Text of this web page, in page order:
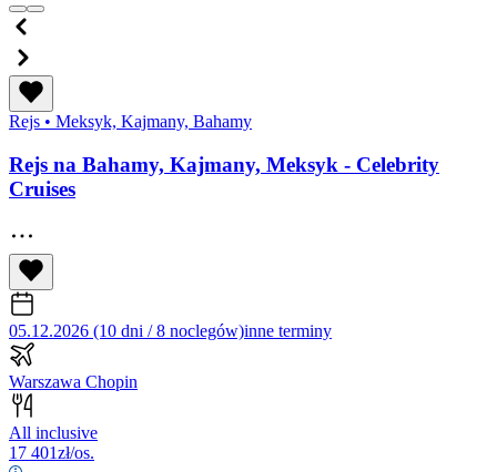
Rejs • Meksyk, Kajmany, Bahamy
Rejs na Bahamy, Kajmany, Meksyk - Celebrity
Cruises
05.12.2026 (10 dni / 8 noclegów)inne terminy
Warszawa Chopin
All inclusive
17 401zł/os.